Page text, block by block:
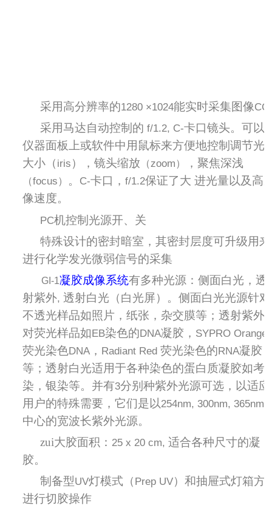
采用高分辨率的1280 ×1024能实时采集图像
采用马达自动控制的 f/1.2, C-卡口镜头。可以
仪器面板上或软件中用鼠标来方便地控制调节光
大小（ iris ），镜头缩放 （zoom） ，聚焦深浅
（focus） 。 C-卡口，f/1.2保证了大 进光量以及高
像速度。
PC机控制光源开、关
特殊设计的密封暗室，其密封层度可升级用来
进行化学发光微弱信号的采集
GI-1凝胶成像系统有多种光源：侧面白光，透
射紫外,透射白光（白光屏）。侧面白光光源针对
不透光样品如照片，纸张，杂交膜等；透射紫外
对荧光样品如EB染色的DNA凝胶， SYPRO Orange
荧光染色DNA ， Radiant Red荧光染色的RNA凝胶
等；透射白光适用于各种染色的蛋白质凝胶如考
染，银染等。并有3分别种紫外光源可选，以适应
用户的特殊需要，它们是以254nm, 300nm, 365nm
中心的宽波长紫外光源。
zui大胶面积： 25 x 20 cm,适合各种尺寸的凝
胶。
制备型UV灯模式（ Prep UV）和抽屉式灯箱方
进行切胶操作